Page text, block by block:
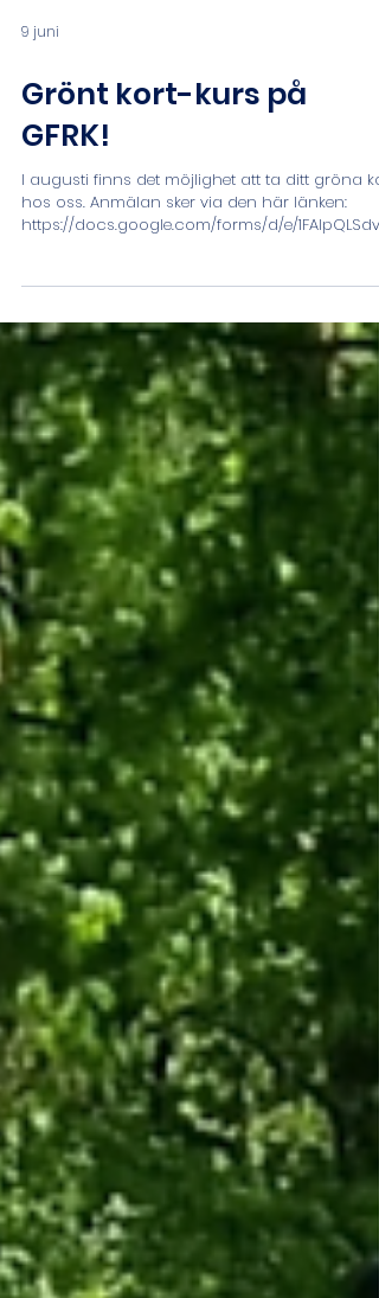
9 juni
Grönt kort-kurs på
GFRK!
I augusti finns det möjlighet att ta ditt gröna
https://docs.google.com/forms/d/e/
gbQi0Wj84gZLk8mPXQCGPXbAzhiGS7bA2C6W-
RyFLGGA/viewform?usp=dialog Dags att ta
kort? Alla som tävlar, från inbjudningstävling
och uppåt ska ha tagit Grönt kort, oavsett om
man är häst eller ponnyryttare, kusk eller
Grönt kort är ett bevis på att du har den breda
grundkunskap som behövs inför en
tävlingsstart. Syftet med g